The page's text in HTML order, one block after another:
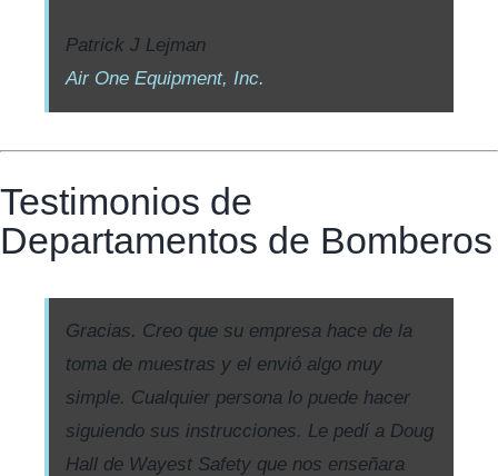
Patrick J Lejman
Air One Equipment, Inc.
Testimonios de
Departamentos de Bomberos
Gracias. Creo que su empresa hace de la
toma de muestras y el envió algo muy
simple. Cualquier persona lo puede hacer
siguiendo sus instrucciones. Le pedí a Doug
Hall de Wayest Safety que nos enseñara